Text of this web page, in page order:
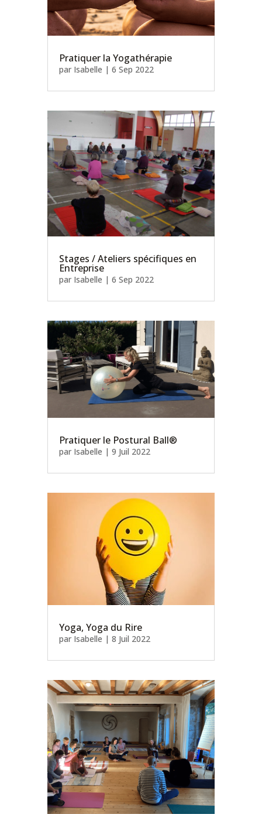
Pratiquer la Yogathérapie
par Isabelle | 6 Sep 2022
Stages / Ateliers spécifiques en
Entreprise
par Isabelle | 6 Sep 2022
Pratiquer le Postural Ball®
par Isabelle | 9 Juil 2022
Yoga, Yoga du Rire
par Isabelle | 8 Juil 2022